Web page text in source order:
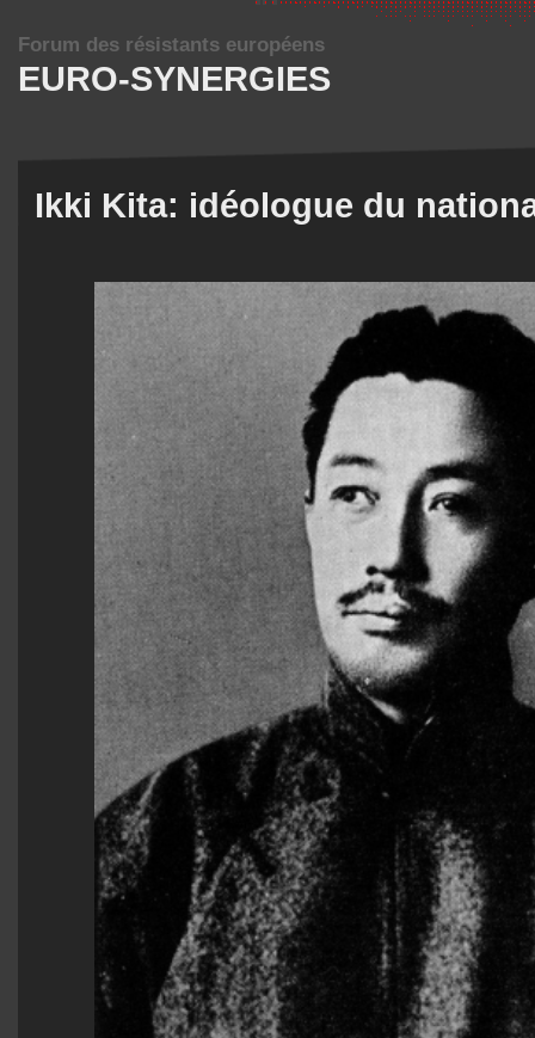
EURO-SYNERGIES
Forum des résistants européens
Ikki Kita: idéologue du